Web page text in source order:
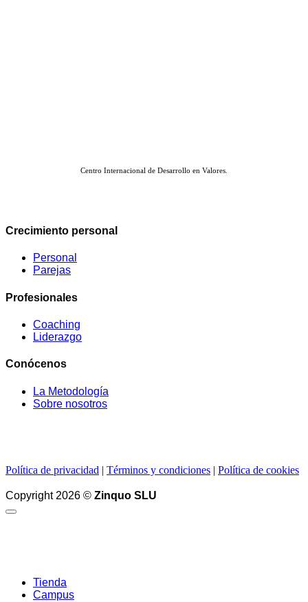
Centro Internacional de Desarrollo en Valores.
Crecimiento personal
Personal
Parejas
Profesionales
Coaching
Liderazgo
Conócenos
La Metodología
Sobre nosotros
Política de privacidad | Términos y condiciones | Política de cookies
Copyright 2026 © Zinquo SLU
Tienda
Campus